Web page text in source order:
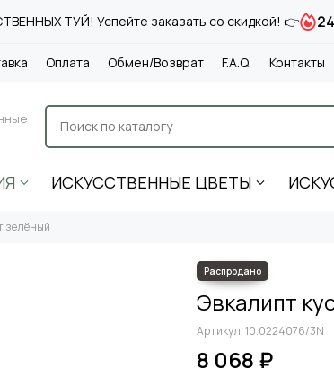
ТУЙ! Успейте заказать со скидкой! 👉
Оплата Обмен/Возврат F.A.Q. Контакты
ИСКУССТВЕННЫЕ ЦВЕТЫ
зелёный
Эвкалипт
Артикул:10.0224076/3N
8 068 ₽